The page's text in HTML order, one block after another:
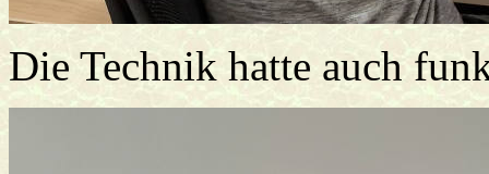
Die Technik hatte auch